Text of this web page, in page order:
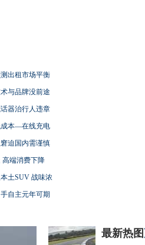
出租市场平衡
与品牌没前途
器治行人违章
本—在线充电
迫国内需谨慎
高端消费下降
土SUV 战味浓
自主元年可期
最新热图